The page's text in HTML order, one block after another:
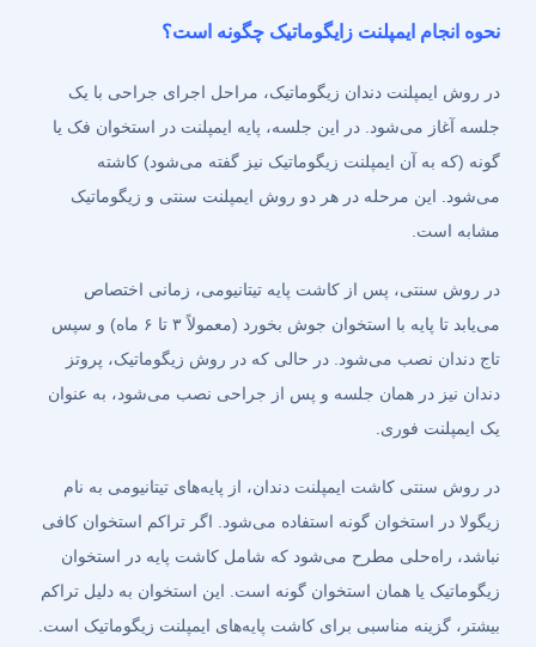
نحوه انجام ایمپلنت زایگوماتیک چگونه است؟
در روش ایمپلنت دندان زیگوماتیک، مراحل اجرای جراحی با یک
جلسه آغاز می‌شود. در این جلسه، پایه ایمپلنت در استخوان فک یا
گونه (که به آن ایمپلنت زیگوماتیک نیز گفته می‌شود) کاشته
می‌شود. این مرحله در هر دو روش ایمپلنت سنتی و زیگوماتیک
مشابه است.
در روش سنتی، پس از کاشت پایه تیتانیومی، زمانی اختصاص
می‌یابد تا پایه با استخوان جوش بخورد (معمولاً ۳ تا ۶ ماه) و سپس
تاج دندان نصب می‌شود. در حالی که در روش زیگوماتیک، پروتز
دندان نیز در همان جلسه و پس از جراحی نصب می‌شود، به عنوان
یک ایمپلنت فوری.
در روش سنتی کاشت ایمپلنت دندان، از پایه‌های تیتانیومی به نام
زیگولا در استخوان گونه استفاده می‌شود. اگر تراکم استخوان کافی
نباشد، راه‌حلی مطرح می‌شود که شامل کاشت پایه در استخوان
زیگوماتیک یا همان استخوان گونه است. این استخوان به دلیل تراکم
بیشتر، گزینه مناسبی برای کاشت پایه‌های ایمپلنت زیگوماتیک است.